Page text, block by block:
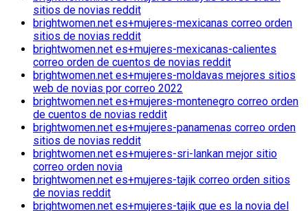
sitios de novias reddit
brightwomen.net es+mujeres-mexicanas correo orden
sitios de novias reddit
brightwomen.net es+mujeres-mexicanas-calientes
correo orden de cuentos de novias reddit
brightwomen.net es+mujeres-moldavas mejores sitios
web de novias por correo 2022
brightwomen.net es+mujeres-montenegro correo orden
de cuentos de novias reddit
brightwomen.net es+mujeres-panamenas correo orden
sitios de novias reddit
brightwomen.net es+mujeres-sri-lankan mejor sitio
correo orden novia
brightwomen.net es+mujeres-tajik correo orden sitios
de novias reddit
brightwomen.net es+mujeres-tajik que es la novia del